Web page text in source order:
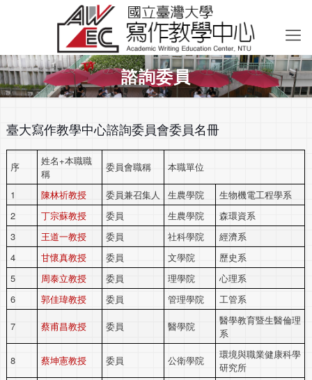
諮詢委員
臺大寫作教學中心諮詢委員會委員名冊
序
姓名+本職職
稱
委員會職稱 本職單位
1 陳林祈教授 委員兼召集人 生農學院
生物機電工程學系
2
丁宗蘇教授 委員 生農學院
森環資系
3
王道一教授 委員 社科學院
經濟系
4
甘懷真教授 委員 文學院
歷史系
5
周泰立教授 委員 理學院
心理系
6
郭佳瑋教授 委員 管理學院 工管系
7 蔡甫昌教授 委員 醫學院
醫學教育暨生醫倫理
系
8 蔡坤憲教授 委員 公衛學院
環境與職業健康科學
研究所